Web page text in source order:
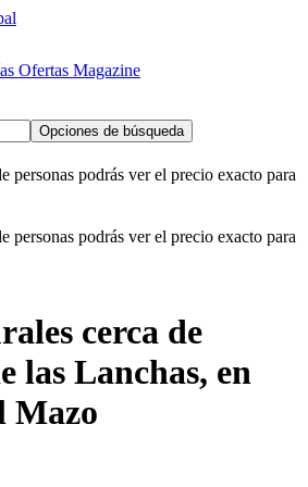
Ofertas Magazine
Opciones de búsqueda
personas podrás ver el precio exacto para
personas podrás ver el precio exacto para
cerca de
las Lanchas, en
Mazo